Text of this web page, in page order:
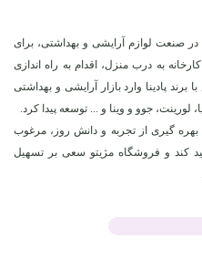
کادوس تولید کننده 11 برند در صنعت لوازم آرایشی و بهداشتی، برای
به درب منزل، اقدام به راه اندازی
پادینا وارد بازار آرایشی و بهداشتی
لورینت، جوو و وینا و ... توسعه پیدا کرد.
گیری از تجربه و دانش روز، مرغوب
کند و فروشگاه مژیتو سعی بر تسهیل